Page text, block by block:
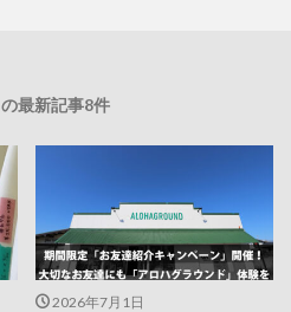
の最新記事8件
2026年7月1日